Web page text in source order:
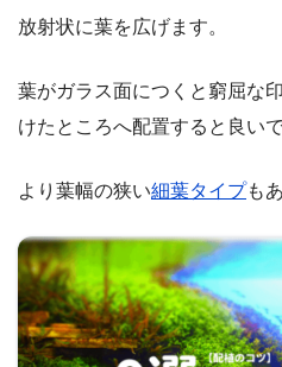
放射状に葉を広げます。
葉がガラス面につくと窮屈な
けたところへ配置すると良いで
より葉幅の狭い細葉タイプも